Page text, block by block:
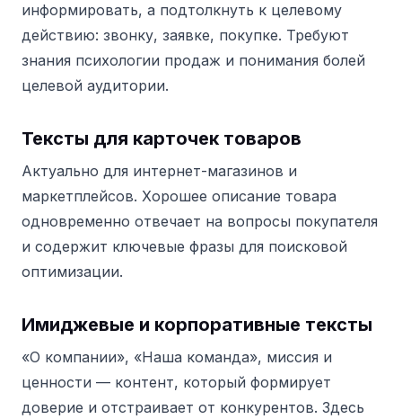
информировать, а подтолкнуть к целевому
действию: звонку, заявке, покупке. Требуют
знания психологии продаж и понимания болей
целевой аудитории.
Тексты для карточек товаров
Актуально для интернет-магазинов и
маркетплейсов. Хорошее описание товара
одновременно отвечает на вопросы покупателя
и содержит ключевые фразы для поисковой
оптимизации.
Имиджевые и корпоративные тексты
«О компании», «Наша команда», миссия и
ценности — контент, который формирует
доверие и отстраивает от конкурентов. Здесь